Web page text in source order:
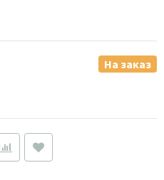
На заказ